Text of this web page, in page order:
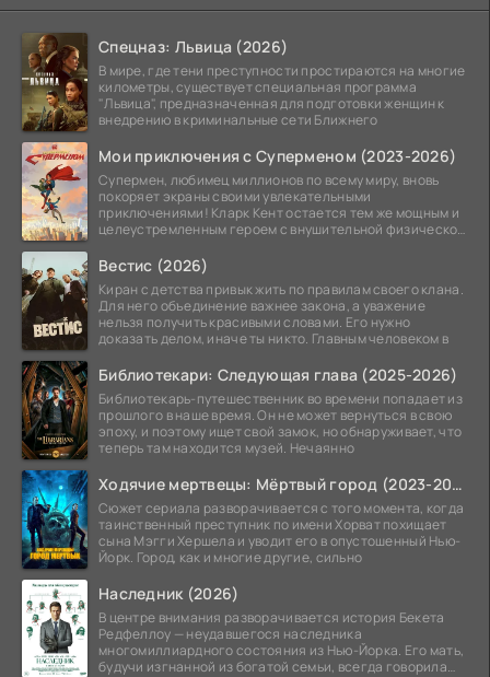
Спецназ: Львица (2026)
В мире, где тени преступности простираются на многие
километры, существует специальная программа
"Львица", предназначенная для подготовки женщин к
внедрению в криминальные сети Ближнего
Мои приключения с Суперменом (2023-2026)
Супермен, любимец миллионов по всему миру, вновь
покоряет экраны своими увлекательными
приключениями! Кларк Кент остается тем же мощным и
целеустремленным героем с внушительной физической
Вестис (2026)
Киран с детства привык жить по правилам своего клана.
Для него объединение важнее закона, а уважение
нельзя получить красивыми словами. Его нужно
доказать делом, иначе ты никто. Главным человеком в
Библиотекари: Следующая глава (2025-2026)
Библиотекарь-путешественник во времени попадает из
прошлого в наше время. Он не может вернуться в свою
эпоху, и поэтому ищет свой замок, но обнаруживает, что
теперь там находится музей. Нечаянно
Ходячие мертвецы: Мёртвый город (2023-2026)
Сюжет сериала разворачивается с того момента, когда
таинственный преступник по имени Хорват похищает
сына Мэгги Хершела и уводит его в опустошенный Нью-
Йорк. Город, как и многие другие, сильно
Наследник (2026)
В центре внимания разворачивается история Бекета
Редфеллоу — неудавшегося наследника
многомиллиардного состояния из Нью-Йорка. Его мать,
будучи изгнанной из богатой семьи, всегда говорила